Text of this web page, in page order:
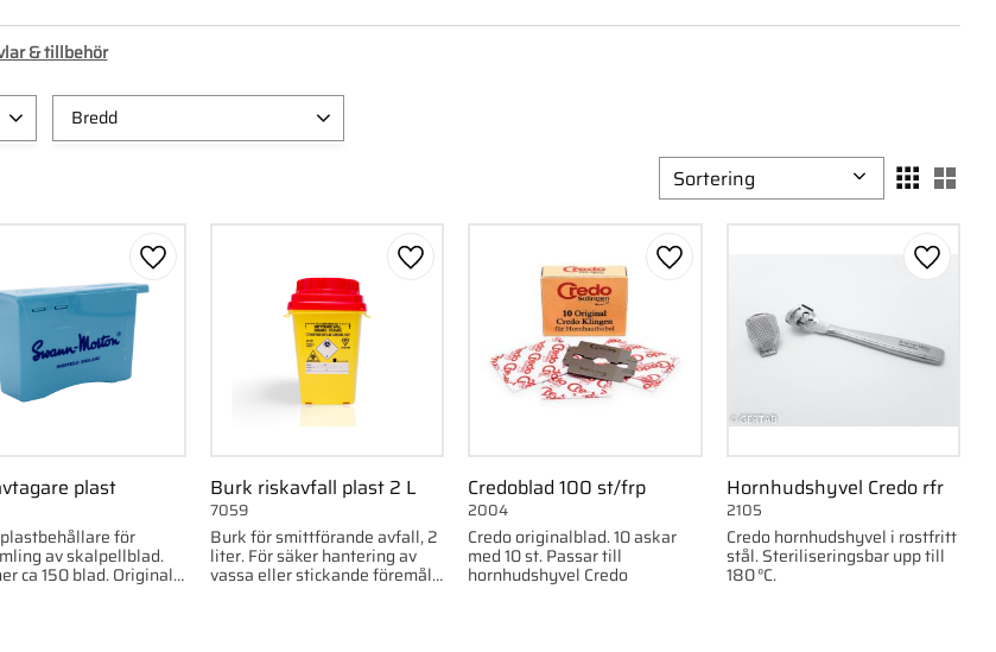
& tillbehör
Bredd
Välj sortering
plast
för
av skalpellblad.
ca 150 blad. Original
Lägg till i favoriter
Burk riskavfall plast 2 L
Burk för smittförande avfall, 2
liter. För säker hantering av
vassa eller stickande föremål i
7059
Lägg till i favoriter
Credoblad 100 st/frp
Credo originalblad. 10 askar
med 10 st. Passar till
hornhudshyvel Credo
2004
Lägg till i favoriter
Hornhudshyvel Credo rfr
Credo hornhudshyvel i rostfritt
stål. Steriliseringsbar upp till
180 °C.
2105
Lägg